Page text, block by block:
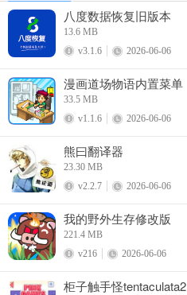
八度数据恢复旧版本
13.6 MB
v3.1.6
2026-06-06
漫画道场物语内置菜单
33.5 MB
v1.1.6
2026-06-06
熊曰翻译器
23.30 MB
v2.2.7
2026-06-06
我的野外生存修改版
221.4 MB
v216
2026-06-06
柜子触手怪tentaculata2